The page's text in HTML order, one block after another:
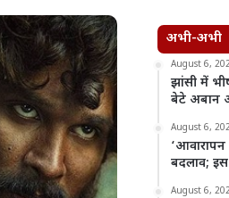
अभी-अभी
August 6,
झांसी में
बेटे अबान
August 6,
बदलाव; इस
August 6,